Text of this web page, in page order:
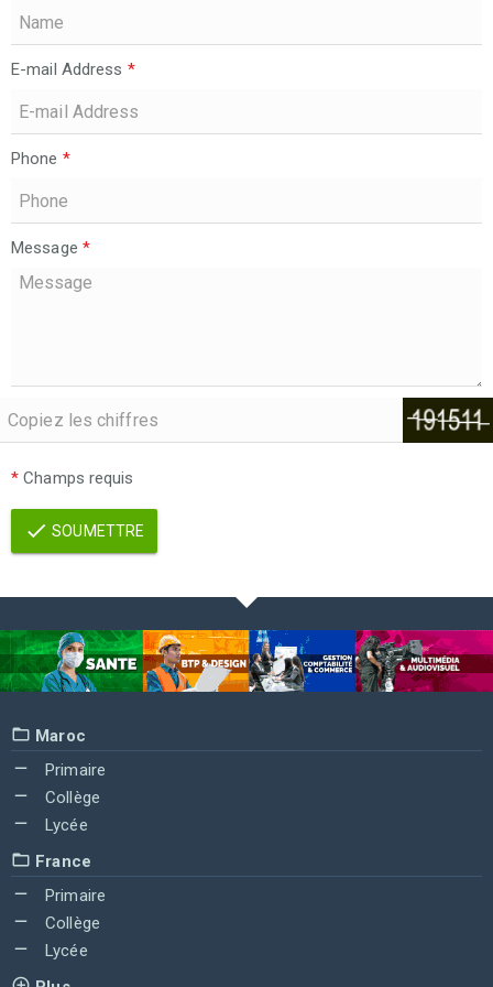
E-mail Address *
Phone *
Message *
* Champs requis
SOUMETTRE
Maroc
Primaire
Collège
Lycée
France
Primaire
Collège
Lycée